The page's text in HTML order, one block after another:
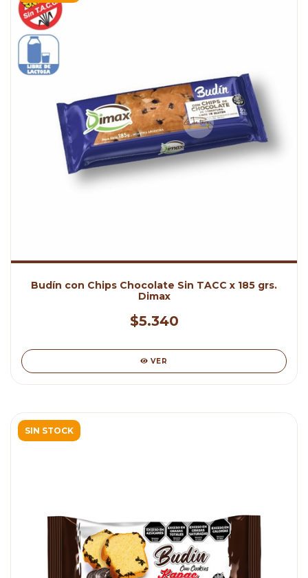
Budín con Chips Chocolate Sin TACC x 185 grs.
Dimax
$5.340
VER
SIN STOCK